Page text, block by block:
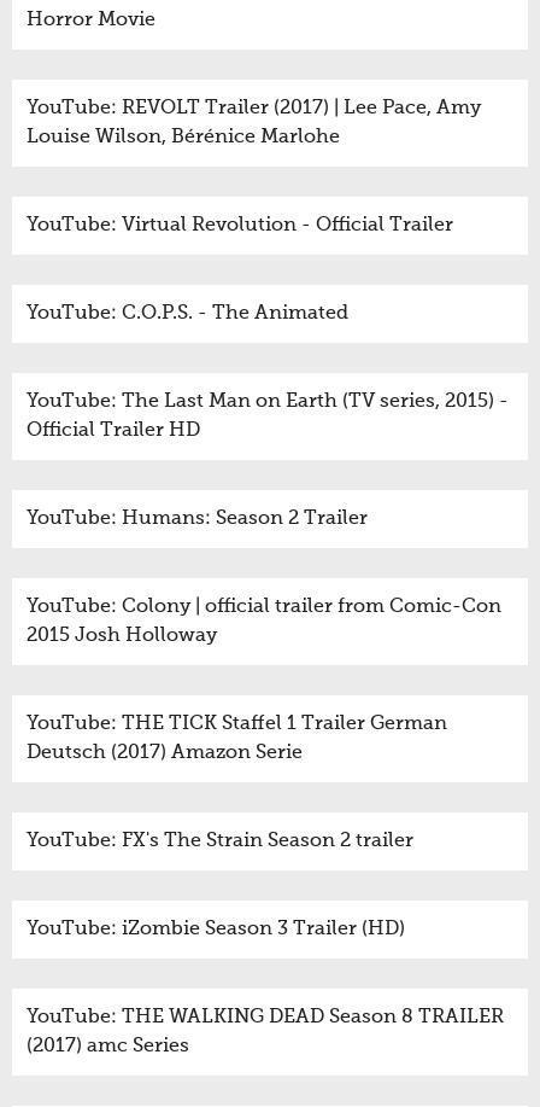
Horror Movie
YouTube: REVOLT Trailer (2017) | Lee Pace, Amy
Louise Wilson, Bérénice Marlohe
YouTube: Virtual Revolution - Official Trailer
YouTube: C.O.P.S. - The Animated
YouTube: The Last Man on Earth (TV series, 2015) -
Official Trailer HD
YouTube: Humans: Season 2 Trailer
YouTube: Colony | official trailer from Comic-Con
2015 Josh Holloway
YouTube: THE TICK Staffel 1 Trailer German
Deutsch (2017) Amazon Serie
YouTube: FX's The Strain Season 2 trailer
YouTube: iZombie Season 3 Trailer (HD)
YouTube: THE WALKING DEAD Season 8 TRAILER
(2017) amc Series